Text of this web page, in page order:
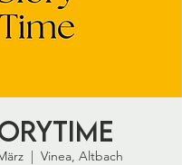
  |
Vinea, Altbach